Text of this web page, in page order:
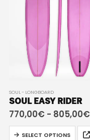
SOUL - LONGBOARD
SOUL EASY RIDER
770,00€ - 805,00€
SELECT OPTIONS